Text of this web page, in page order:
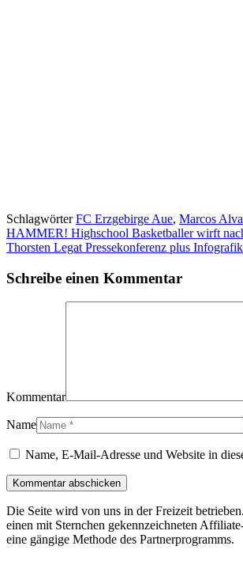
SchlagwörterFC Erzgebirge Aue, Marcos
HAMMER! Highschool Basketballer wirft
Thorsten Legat Pressekonferenz plus Infografik
Schreibe einen Kommentar
Kommentar
Name
Name, E-Mail-Adresse und Website in
Die Seite wird von uns in der Freizeit
einen mit Sternchen gekennzeichneten
eine gängige Methode des Partnerprogramms.